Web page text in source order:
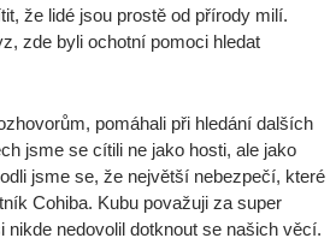
že lidé jsou prostě od přírody milí.
zde byli ochotní pomoci hledat
pomáhali při hledání dalších
jsme se cítili ne jako hosti, ale jako
jsme se, že největší nebezpečí, které
Cohiba. Kubu považuji za super
nedovolil dotknout se našich věcí.